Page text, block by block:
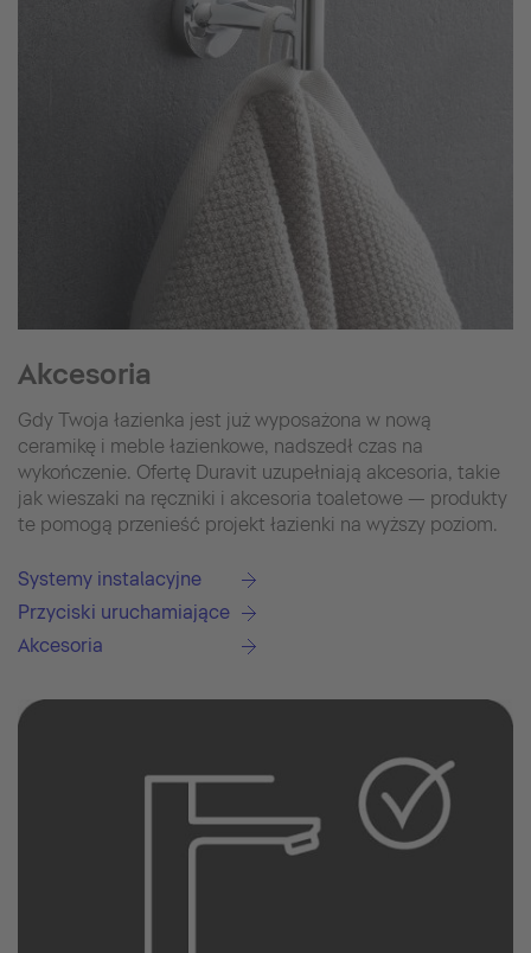
Akcesoria
Gdy Twoja łazienka jest już wyposażona w nową
ceramikę i meble łazienkowe, nadszedł czas na
wykończenie. Ofertę Duravit uzupełniają akcesoria, takie
jak wieszaki na ręczniki i akcesoria toaletowe — produkty
te pomogą przenieść projekt łazienki na wyższy poziom.
Systemy instalacyjne
Przyciski uruchamiające
Akcesoria